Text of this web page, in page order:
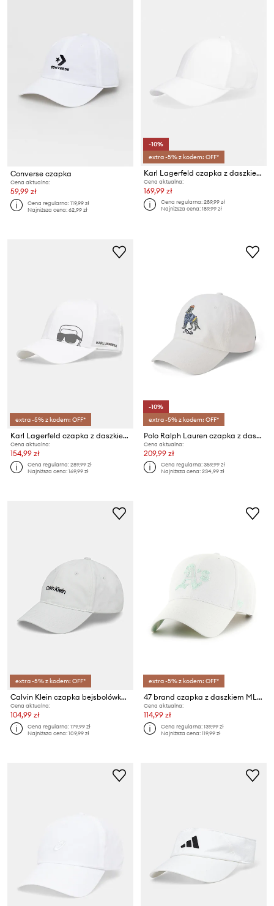
Converse czapka
Cena aktualna:
59,99 zł
Cena regularna:119,99 zł
Najniższa cena:62,99 zł
-10%
extra -5% z kodem: OFF*
Karl Lagerfeld czapka z daszkiem męska
Cena aktualna:
169,99 zł
Cena regularna:289,99 zł
Najniższa cena:189,99 zł
extra -5% z kodem: OFF*
Karl Lagerfeld czapka z daszkiem
Cena aktualna:
154,99 zł
Cena regularna:289,99 zł
Najniższa cena:169,99 zł
-10%
extra -5% z kodem: OFF*
Polo Ralph Lauren czapka z daszkiem bawełniana
Cena aktualna:
209,99 zł
Cena regularna:359,99 zł
Najniższa cena:234,99 zł
extra -5% z kodem: OFF*
Calvin Klein czapka bejsbolówka męska bawełniana
Cena aktualna:
104,99 zł
Cena regularna:179,99 zł
Najniższa cena:109,99 zł
extra -5% z kodem: OFF*
47 brand czapka z daszkiem MLB Oakland Athletics
Cena aktualna:
114,99 zł
Cena regularna:139,99 zł
Najniższa cena:119,99 zł